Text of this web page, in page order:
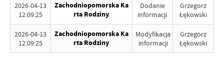
2026-04-13
12:09:25
Zachodniopomorska Ka
rta Rodziny
Dodanie
informacji
Grzegorz
Łękowski
2026-04-13
12:09:25
Zachodniopomorska Ka
rta Rodziny
Modyfikacja
informacji
Grzegorz
Łękowski